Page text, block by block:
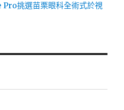
挑選苗栗眼科全術式於視